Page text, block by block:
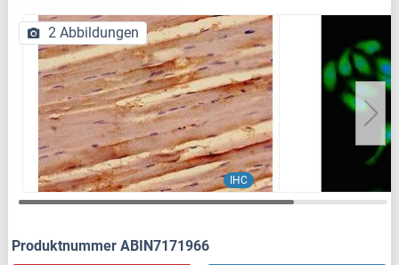
IHC
2 Abbildungen
Produktnummer ABIN7171966